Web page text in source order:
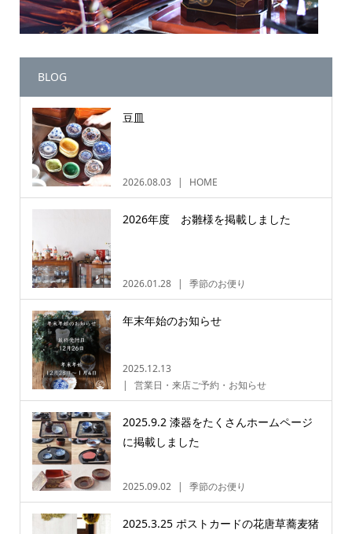
BLOG
豆皿
2026.08.03 HOME
2026年度 お雛様を掲載しました
2026.01.28 季節のお便り
年末年始のお知らせ
2025.12.13
営業日・来店ご予約・お知らせ
2025.9.2 漆器をたくさんホームページ
に掲載しました
2025.09.02 季節のお便り
2025.3.25 ポストカードの花唐草蕎麦猪